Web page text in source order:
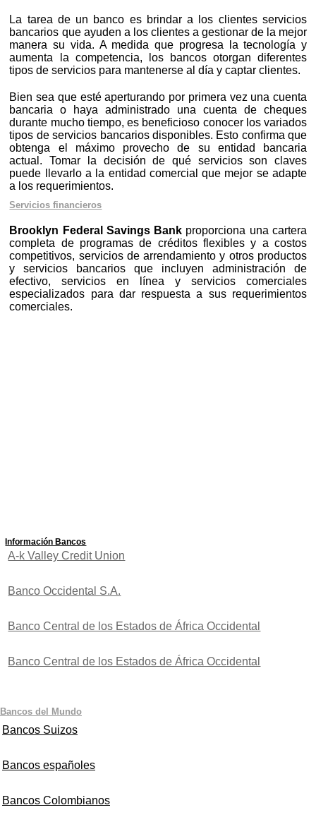
La tarea de un banco es brindar a los clientes servicios
bancarios que ayuden a los clientes a gestionar de la mejor
manera su vida. A medida que progresa la tecnología y
aumenta la competencia, los bancos otorgan diferentes
tipos de servicios para mantenerse al día y captar clientes.
Bien sea que esté aperturando por primera vez una cuenta
bancaria o haya administrado una cuenta de cheques
durante mucho tiempo, es beneficioso conocer los variados
tipos de servicios bancarios disponibles. Esto confirma que
obtenga el máximo provecho de su entidad bancaria
actual. Tomar la decisión de qué servicios son claves
puede llevarlo a la entidad comercial que mejor se adapte
a los requerimientos.
Servicios financieros
Brooklyn Federal Savings Bank proporciona una cartera
completa de programas de créditos flexibles y a costos
competitivos, servicios de arrendamiento y otros productos
y servicios bancarios que incluyen administración de
efectivo, servicios en línea y servicios comerciales
especializados para dar respuesta a sus requerimientos
comerciales.
Información Bancos
A-k Valley Credit Union
Banco Occidental S.A.
Banco Central de los Estados de África Occidental
Banco Central de los Estados de África Occidental
Bancos del Mundo
Bancos Suizos
Bancos españoles
Bancos Colombianos